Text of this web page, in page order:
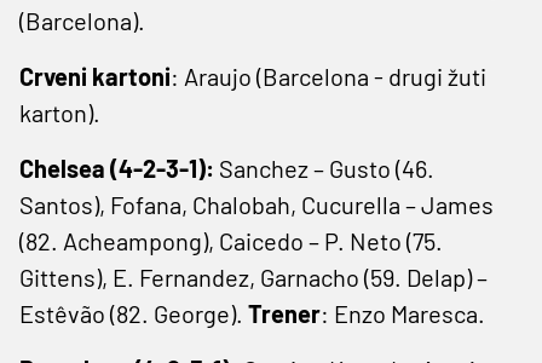
(Barcelona).
Crveni kartoni: Araujo (Barcelona - drugi žuti
karton).
Chelsea (4-2-3-1): Sanchez – Gusto (46.
Santos), Fofana, Chalobah, Cucurella – James
(82. Acheampong), Caicedo – P. Neto (75.
Gittens), E. Fernandez, Garnacho (59. Delap) –
Estêvão (82. George). Trener: Enzo Maresca.